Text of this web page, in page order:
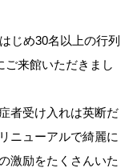
じめ30名以上の行列
ご来館いただきまし
者受け入れは英断だ
ニューアルで綺麗に
激励をたくさんいた